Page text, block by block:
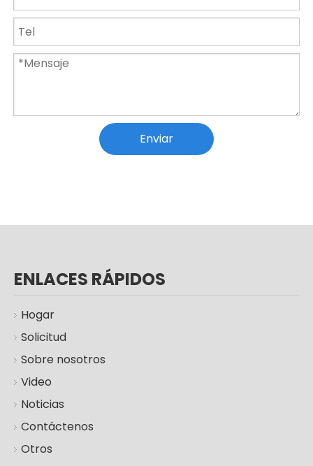
Enviar
ENLACES RÁPIDOS
Hogar
Solicitud
Sobre nosotros
Video
Noticias
Contáctenos
Otros